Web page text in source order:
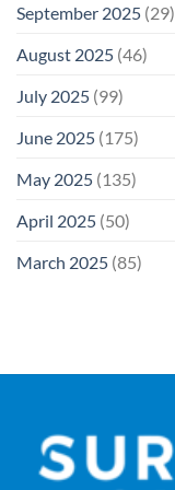
September 2025 (29)
August 2025 (46)
July 2025 (99)
June 2025 (175)
May 2025 (135)
April 2025 (50)
March 2025 (85)